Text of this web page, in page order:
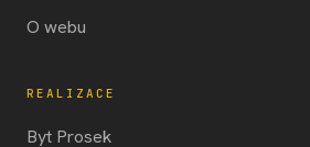
O webu
REALIZACE
Byt Prosek